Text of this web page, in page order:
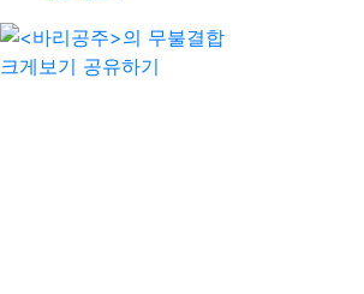
크게보기 공유하기